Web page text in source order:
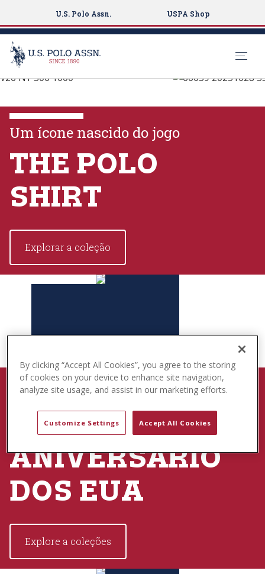
U.S. Polo Assn. USPA Shop
A U.S. Polo Assn.
EXPLORE AS
COLEÇÕES
VER MAIS
Um ícone nascido do jogo
THE POLO
SHIRT
Explorar a coleção
NASCIDO PARA BRINCAR
250º
ANIVERSÁRIO
DOS EUA
Explore a coleções
By clicking “Accept All Cookies”, you agree to the storing
of cookies on your device to enhance site navigation,
analyze site usage, and assist in our marketing efforts.
Customize Settings Accept All Cookies